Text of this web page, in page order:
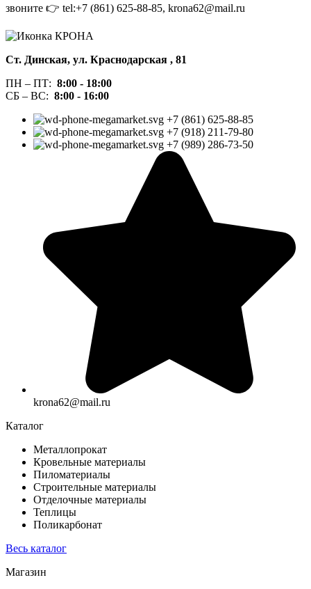
звоните 👉 tel:+7 (861) 625-88-85, krona62@mail.ru
Ст. Динская, ул. Краснодарская , 81
ПН – ПТ: 8:00 - 18:00
СБ – ВС: 8:00 - 16:00
+7 (861) 625-88-85
+7 (918) 211-79-80
+7 (989) 286-73-50
krona62@mail.ru
Каталог
Металлопрокат
Кровельные материалы
Пиломатериалы
Строительные материалы
Отделочные материалы
Теплицы
Поликарбонат
Весь каталог
Магазин